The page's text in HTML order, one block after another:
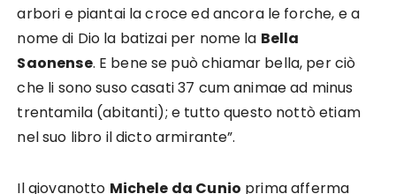
arbori e piantai la croce ed ancora le forche, e a
nome di Dio la batizai per nome la Bella
Saonense. E bene se può chiamar bella, per ciò
che li sono suso casati 37 cum animae ad minus
trentamila (abitanti); e tutto questo nottò etiam
nel suo libro il dicto armirante”.
Il giovanotto Michele da Cunio prima afferma